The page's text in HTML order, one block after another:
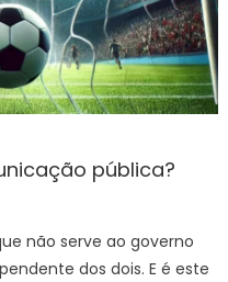
pública?
não serve ao governo
dos dois. E é este